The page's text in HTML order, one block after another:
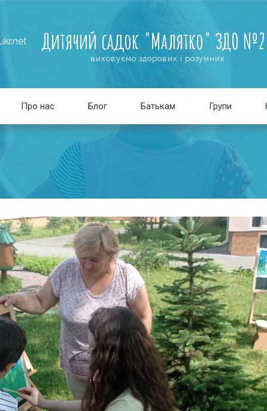
Дитячий садок "Малятко" ЗДО
виховуємо здорових і розумних
Про нас Блог Батькам Групи